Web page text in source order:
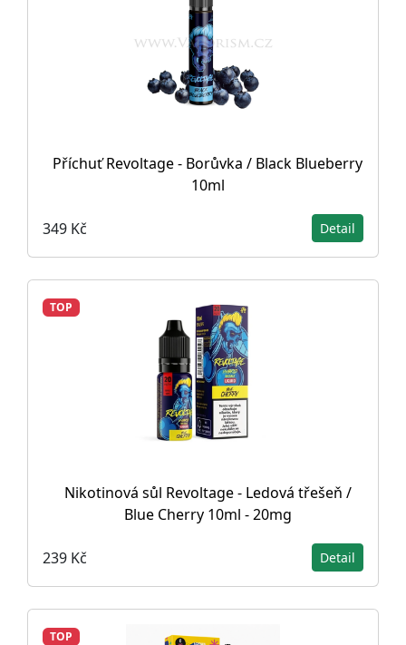
Příchuť Revoltage - Borůvka / Black Blueberry
10ml
349 Kč Detail
TOP
Nikotinová sůl Revoltage - Ledová třešeň /
Blue Cherry 10ml - 20mg
239 Kč Detail
TOP